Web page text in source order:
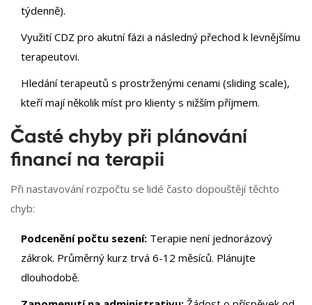
týdenně).
Využití CDZ pro akutní fázi a následný přechod k levnějšímu
terapeutovi.
Hledání terapeutů s prostrženými cenami (sliding scale),
kteří mají několik míst pro klienty s nižším příjmem.
Časté chyby při plánování
financí na terapii
Při nastavování rozpočtu se lidé často dopouštějí těchto
chyb:
Podcenění počtu sezení: Terapie není jednorázový
zákrok. Průměrný kurz trvá 6-12 měsíců. Plánujte
dlouhodobě.